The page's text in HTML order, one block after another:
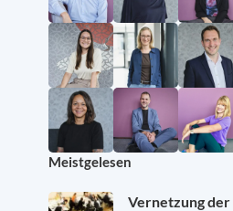
Meistgelesen
Vernetzung der